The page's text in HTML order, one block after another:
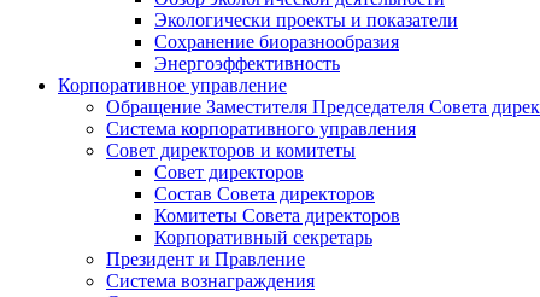
Экологически проекты и показатели
Сохранение биоразнообразия
Энергоэффективность
Корпоративное управление
Обращение Заместителя Председателя Совета
Система корпоративного управления
Совет директоров и комитеты
Совет директоров
Состав Совета директоров
Комитеты Совета директоров
Корпоративный секретарь
Президент и Правление
Система вознаграждения